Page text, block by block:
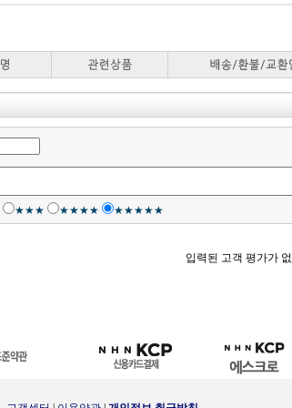
★★★ ★★★★ ★★★★★
입력된 고객 평가가